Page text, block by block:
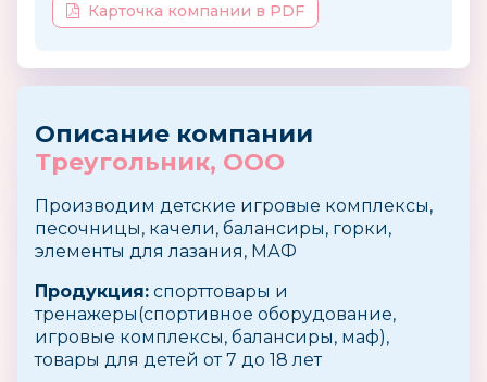
Карточка компании в PDF
Описание компании
Треугольник, ООО
Производим детские игровые комплексы,
песочницы, качели, балансиры, горки,
элементы для лазания, МАФ
Продукция: спорттовары и
тренажеры(спортивное оборудование,
игровые комплексы, балансиры, маф),
товары для детей от 7 до 18 лет